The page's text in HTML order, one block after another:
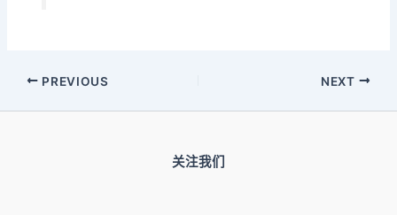
PREVIOUS NEXT
关注我们